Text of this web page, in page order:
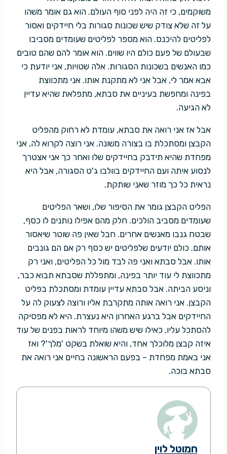
משוקמים, כי זה היה לפני סוף העולם. הוא גם אומר משהו
על זה שלא צודק שיש שכונות סגורות בלי חיידקים ואסור
לפליטים להיכנס. הוא מספר לפליטים שעומדים מסביבו
שבעולם של פעם כולם היו שווים. הוא אומר להם שהם טובים
כמו האנשים בשכונות הסגורות. אלה שטויות, אני יודעת כי
אבא אמר לי, אבל אני לא מתקנת אותו. אני מתכווצת
בפינה ומחפשת בעיניים את סבתא, מתפלאת שהיא עדיין
לא הגיעה.
אבל אז אני רואה את סבתא, עומדת לא רחוק מהפליט
הקבצן ומסתכלת בו בצורה משונה. אני רוצה לקרוא לה, אני
מפחדת שהיא תידבק בחיידקים שלו ואחר כך אני אצטרך
לנסוע איתה ועם החיידקים בוולבו ג'ט הסגורה, אבל היא
נראית כל כך מוזר שאני שותקת.
הפליט הקבצן גומר את הסיפור שלו, ושאר הפליטים
שעומדים מסביב הולכים. חלק מהם אפילו נותנים לו כסף,
שבטח גנבו מאנשים אחרים. חבל שאין פה שוטר שיאסור
אותם. כולם יודעים שלפליטים יש כסף רק אם הם גונבים
אותו. אבל סבתא ואני פה לבד מול כל הפליטים, ואני רק
מתכווצת לי עוד יותר בפינה, ומתפללת שסבתא תבוא כבר,
וניסע הביתה. אבל סבתא עדיין עומדת ומסתכלת בפליט
הקבצן. אני רואה אותה מתקרבת אליו ורוצה לצעוק לה על
החיידקים אבל ברגע האחרון היא נעצרת. היא לא מפסיקה
להסתכל עליו, כאילו שיש משהו מיוחד לראות בפנים של עוד
איזה קבצן מלוכלך אחד, והיא שואלת בשקט 'מלך'? ואז
אני באמת מפחדת – בפעם הראשונה בחיים אני רואה את
סבתא בוכה.
חמוטל לוין